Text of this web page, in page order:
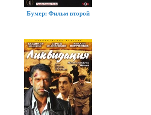
Бумер: Фильм второй